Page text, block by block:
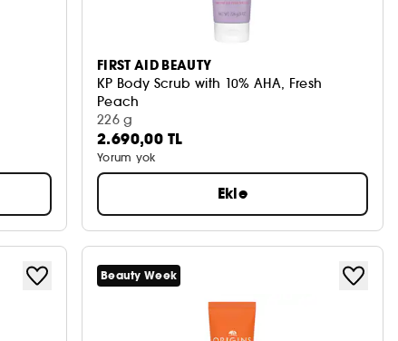
FIRST AID BEAUTY
KP Body Scrub with 10% AHA, Fresh
Peach
AHA'lı Vücut Peelingi, Taze Şeftali
226 g
2.690,00 TL
Yorum yok
Ekle
Beauty Week